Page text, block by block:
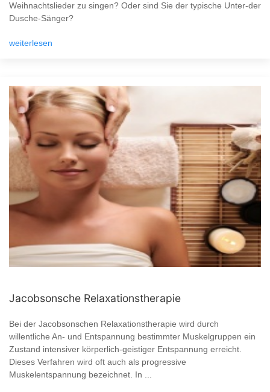
Weihnachtslieder zu singen? Oder sind Sie der typische Unter-der
Dusche-Sänger?
weiterlesen
Jacobsonsche Relaxationstherapie
Bei der Jacobsonschen Relaxationstherapie wird durch
willentliche An- und Entspannung bestimmter Muskelgruppen ein
Zustand intensiver körperlich-geistiger Entspannung erreicht.
Dieses Verfahren wird oft auch als progressive
Muskelentspannung bezeichnet. In ...